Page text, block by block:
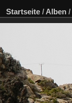
Startseite / Alben /